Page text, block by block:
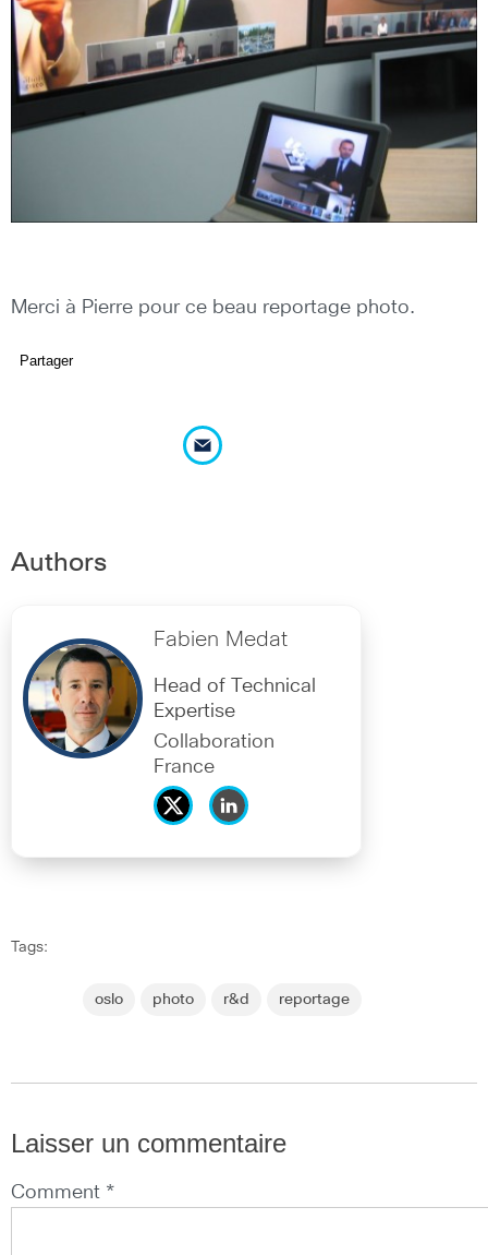
Merci à Pierre pour ce beau reportage photo.
Partager
Authors
Fabien Medat
Head of Technical
Expertise
Collaboration
France
Tags:
oslo photo r&d reportage
Laisser un commentaire
Comment *